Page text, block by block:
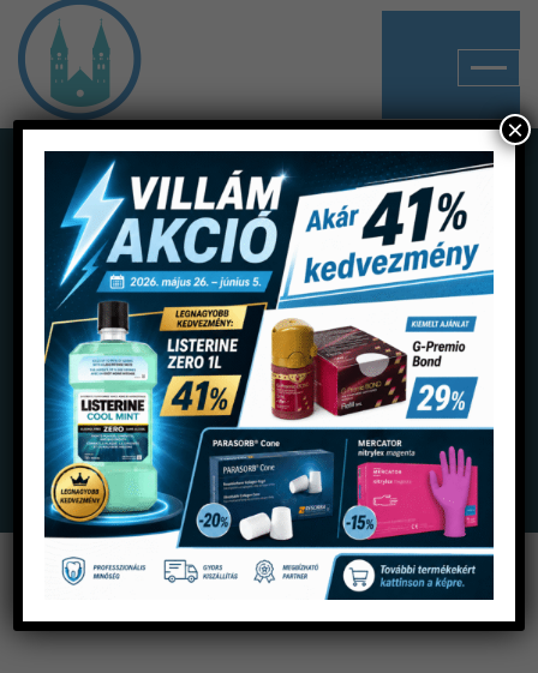
Shop
Home Termékek
Lenyomatanyagok
Lenyomatvétel segédeszközei
Keverőlap 6×6
×